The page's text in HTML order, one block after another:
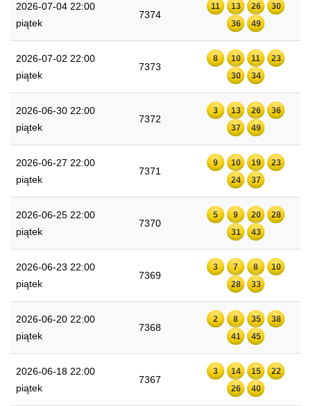
2026-07-04 22:00
piątek
7374
11 13 26
30
36
49
2026-07-02 22:00
piątek
7373
8 10 11
23
30
34
2026-06-30 22:00
piątek
7372
3 13 26
36
37
49
2026-06-27 22:00
piątek
7371
9 10 19
23
24
37
2026-06-25 22:00
piątek
7370
5 9 20
28
31
43
2026-06-23 22:00
piątek
7369
3 7 8
10
28
33
2026-06-20 22:00
piątek
7368
2 8 35
38
41
45
2026-06-18 22:00
piątek
7367
3 14 15
22
26
40